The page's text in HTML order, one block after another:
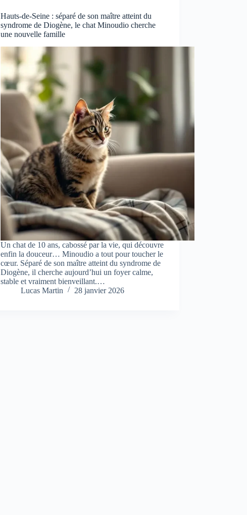
Hauts-de-Seine : séparé de son maître atteint du
syndrome de Diogène, le chat Minoudio cherche
une nouvelle famille
Un chat de 10 ans, cabossé par la vie, qui découvre
enfin la douceur… Minoudio a tout pour toucher le
cœur. Séparé de son maître atteint du syndrome de
Diogène, il cherche aujourd’hui un foyer calme,
stable et vraiment bienveillant.…
Lucas Martin
28 janvier 2026